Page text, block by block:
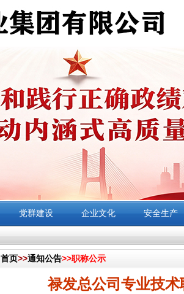
党群建设 企业文化 安全生产
首页>>通知公告>>职称公示
禄发总公司专业技